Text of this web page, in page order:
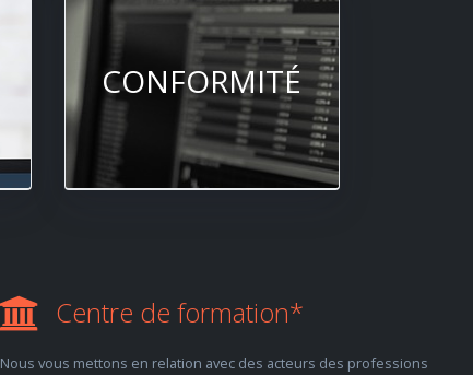
CONFORMITÉ
Centre de formation*
Nous vous mettons en relation avec des acteurs des professions